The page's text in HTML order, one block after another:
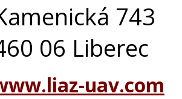
743
06 Liberec
uav.com